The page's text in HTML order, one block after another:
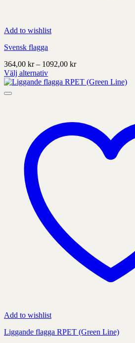
Add to wishlist
Svensk flagga
364,00 kr – 1092,00 krPrisintervall:
till
Välj alternativ
Denna
produkt
produktens
Add to wishlist
Liggande flagga RPET (Green Line)